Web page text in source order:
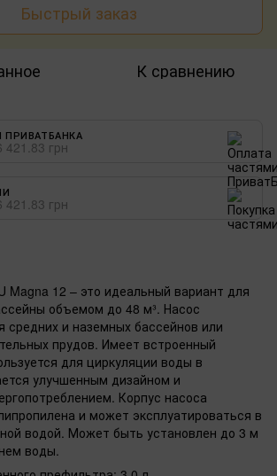
Быстрый заказ
К сравнению
ПРИВАТБАНКА
421.83 грн
421.83 грн
Magna 12 – это идеальный вариант для
объемом до 48 м³. Насос
средних и наземных бассейнов или
прудов. Имеет встроенный
для циркуляции воды в
улучшенным дизайном и
Корпус насоса
и может эксплуатироваться в
водой. Может быть установлен до 3 м
воды.